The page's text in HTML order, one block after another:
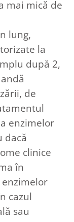
mai mică de
lung,
la
după 2,
de
enzimelor
dacă
clinice
în
cazul
sau